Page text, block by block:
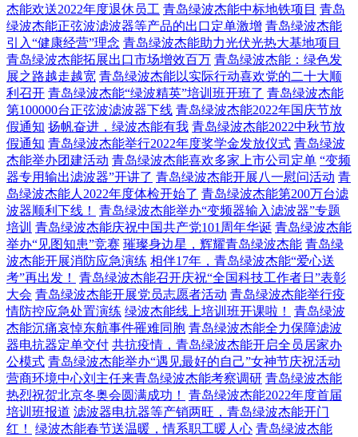
杰能欢送2022年度退休员工 青岛绿波杰能中标地铁项目 青岛
绿波杰能正弦波滤波器等产品的出口定单激增 青岛绿波杰能
引入“健康经营”理念 青岛绿波杰能助力光伏光热大基地项目
青岛绿波杰能拓展出口市场增效百万 青岛绿波杰能：绿色发
展之路越走越宽 青岛绿波杰能以实际行动喜欢党的二十大顺
利召开 青岛绿波杰能“绿波精英”培训班开班了 青岛绿波杰能
第100000台正弦波滤波器下线 青岛绿波杰能2022年国庆节放
假通知 扬帆奋进，绿波杰能有我 青岛绿波杰能2022中秋节放
假通知 青岛绿波杰能举行2022年度奖学金发放仪式 青岛绿波
杰能举办团建活动 青岛绿波杰能喜欢多家上市公司定单 “变频
器专用输出滤波器”开讲了 青岛绿波杰能开展八一慰问活动 青
岛绿波杰能人2022年度体检开始了 青岛绿波杰能第200万台滤
波器顺利下线！
青岛绿波杰能举办“变频器输入滤波器”专题
培训 青岛绿波杰能庆祝中国共产党101周年华诞 青岛绿波杰能
举办“见图知患”竞赛 璀璨身边星，辉耀青岛绿波杰能 青岛绿
波杰能开展消防应急演练 相伴17年，青岛绿波杰能“爱心送
考”再出发！
青岛绿波杰能召开庆祝“全国科技工作者日”表彰
大会 青岛绿波杰能开展党员志愿者活动 青岛绿波杰能举行疫
情防控应急处置演练 绿波杰能线上培训班开课啦！
青岛绿波
杰能沉痛哀悼东航事件罹难同胞 青岛绿波杰能全力保障滤波
器电抗器定单交付 共抗疫情，青岛绿波杰能开启全员居家办
公模式 青岛绿波杰能举办“遇见最好的自己”女神节庆祝活动
营商环境中心刘主任来青岛绿波杰能考察调研 青岛绿波杰能
热烈祝贺北京冬奥会圆满成功！
青岛绿波杰能2022年度首届
培训班报道 滤波器电抗器等产销两旺，青岛绿波杰能开门
红！
绿波杰能春节送温暖，情系职工暖人心 青岛绿波杰能